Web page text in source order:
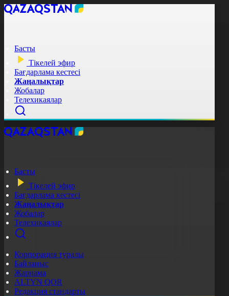
Басты
Тікелей эфир
Бағдарлама кестесі
Жаңалықтар
Жобалар
Телехикаялар
Басты
Тікелей эфир
Бағдарлама кестесі
Жаңалықтар
Жобалар
Телехикаялар
Корпорация туралы
Байланыс
Жарнама
ALTYN QOR
Редакция стандарты